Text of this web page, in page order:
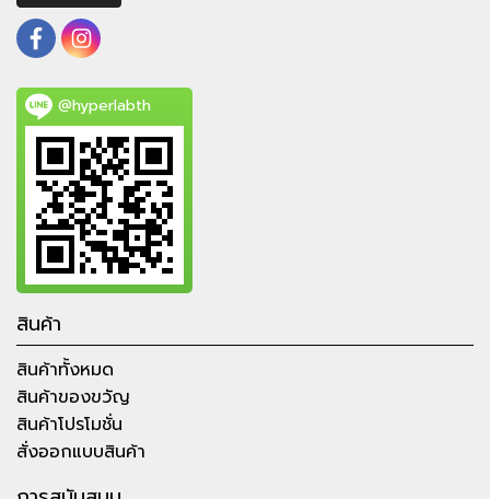
@hyperlabth
สินค้า
สินค้าทั้งหมด
สินค้าของขวัญ
สินค้าโปรโมชั่น
สั่งออกแบบสินค้า